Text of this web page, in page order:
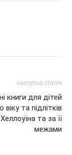
наступна стаття
книги для дітей
та підлітків
та за її
межами